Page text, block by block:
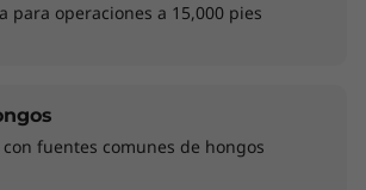
para operaciones a 15,000 pies
fuentes comunes de hongos